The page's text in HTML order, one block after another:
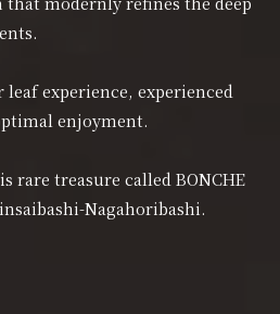
experience, experienced
enjoyment.
rare treasure called BONCHE
Nagahoribashi.